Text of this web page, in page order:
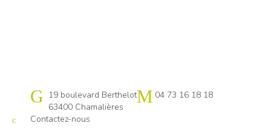
Cap emploi 63
19 boulevard Berthelot
63400 Chamalières
04 73 16 18 18
Contactez-nous